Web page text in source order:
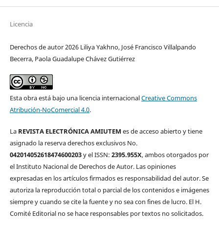
Licencia
Derechos de autor 2026 Liliya Yakhno, José Francisco Villalpando
Becerra, Paola Guadalupe Chávez Gutiérrez
Esta obra está bajo una licencia internacionalCreative Commons
Atribución-NoComercial 4.0.
La REVISTA ELECTRÓNICA AMIUTEM es de acceso abierto y tiene
asignado la reserva derechos exclusivos No.
042014052618474600203y el ISSN: 2395.955X, ambos otorgados por
el Instituto Nacional de Derechos de Autor. Las opiniones
expresadas en los artículos firmados es responsabilidad del autor. Se
autoriza la reproducción total o parcial de los contenidos e imágenes
siempre y cuando se cite la fuente y no sea con fines de lucro. El H.
Comité Editorial no se hace responsables por textos no solicitados.